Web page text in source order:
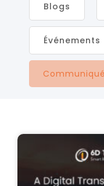
Blogs
Événements